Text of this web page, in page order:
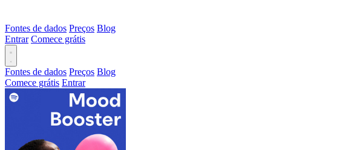
Fontes de dados Preços Blog
Entrar Comece grátis
Fontes de dados Preços Blog
Comece grátis Entrar